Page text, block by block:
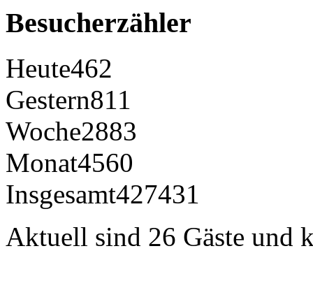
Besucherzähler
Heute462
Gestern811
Woche2883
Monat4560
Insgesamt427431
Aktuell sind 26 Gäste und